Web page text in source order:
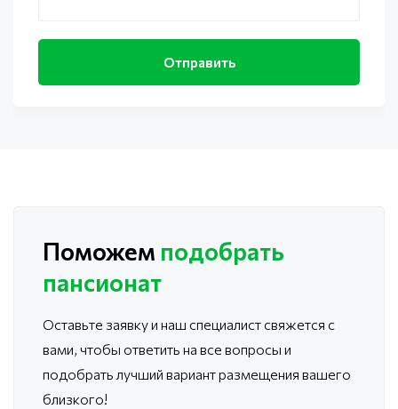
Поможем подобрать
пансионат
Оставьте заявку и наш специалист свяжется с
вами, чтобы ответить на все вопросы и
подобрать лучший вариант размещения вашего
близкого!